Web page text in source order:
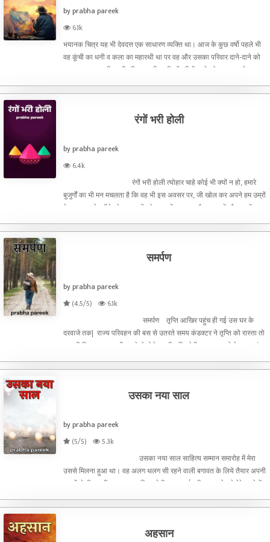
by prabha pareek
6.1k
भयानक चित्र यह भी देवदत्त एक साधारण व्यक्ति था। आज के कुछ वर्षो पहले भी
वह कूंची का धनी व कला का महारथी था पर वह और उसका परिवार दाने-दाने को
तरसता था। कच्ची बस्ती की एक टूटी-फूटी झोंपड़ी में रहने को मजबूर, उसे जब
रंगों भरी होली
by prabha pareek
6.4k
रंगों भरी होली त्योहार चाहे कोई भी क्यों न हो, हमारे
बुजुर्गों का भी मन मचलता है कि वह भी इस अवसर पर, जी खोल कर अपने हम उम्रों
के साथ अपने तरीके से, क्षमताओं को ध्यान में रखकर त्यौहार मनायें और उसमें
समर्पण
by prabha pareek
(4.5/5)
6.1k
समर्पण तृप्ति आखिर पहुंच ही गई उस घर के
दरवाजे तक| राज्य परिवहन की बस से उतरते समय कंडक्टर ने तृप्ति को रास्ता तो
बता ही दिया था। पहाड़ी रास्ते से होते हुए तीन किलोमीटर तक चलने के बाद पहुंचा
उसका नया साल
by prabha pareek
(5/5)
5.3k
उसका नया साल साहित्य सम्मान समारोह में मेरा
उससे मिलना हुआ था। वह अलग थलग सी रहने वाली बगावत के लिये तैयार अपनी
नजरों से ही अपनी द्रढता का परिचय देती नजर आई थी । रात देर से मेरे कमरे में
अहसान